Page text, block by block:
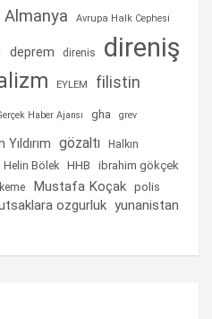
Almanya Avrupa Halk Cephesi
deprem direnis direniş
EYLEM filistin
Haber Ajansı gha grev
gözaltı
Halkın
Helin Bölek HHB ibrahim gökçek
Mustafa Koçak polis
ozgurluk yunanistan